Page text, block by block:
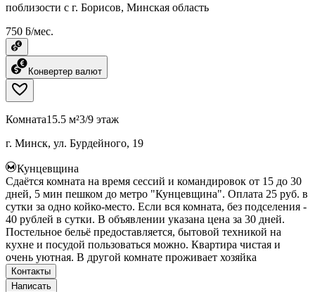
поблизости с г. Борисов, Минская область
750 ƃ/мес.
Конвертер валют
Комната15.5 м²3/9 этаж
г. Минск, ул. Бурдейного, 19
Кунцевщина
Сдаётся комната на время сессий и командировок от 15 до 30
дней, 5 мин пешком до метро "Кунцевщина". Оплата 25 руб. в
сутки за одно койко-место. Если вся комната, без подселения -
40 рублей в сутки. В объявлении указана цена за 30 дней.
Постельное бельё предоставляется, бытовой техникой на
кухне и посудой пользоваться можно. Квартира чистая и
очень уютная. В другой комнате проживает хозяйка
Контакты
Написать